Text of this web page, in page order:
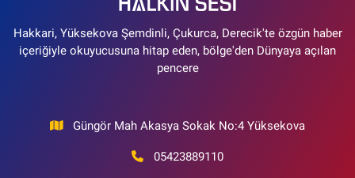
Hakkari, Yüksekova Şemdinli, Çukurca, Derecik'te özgün haber
içeriğiyle okuyucusuna hitap eden, bölge'den Dünyaya açılan
pencere
Güngör Mah Akasya Sokak No:4 Yüksekova
05423889110